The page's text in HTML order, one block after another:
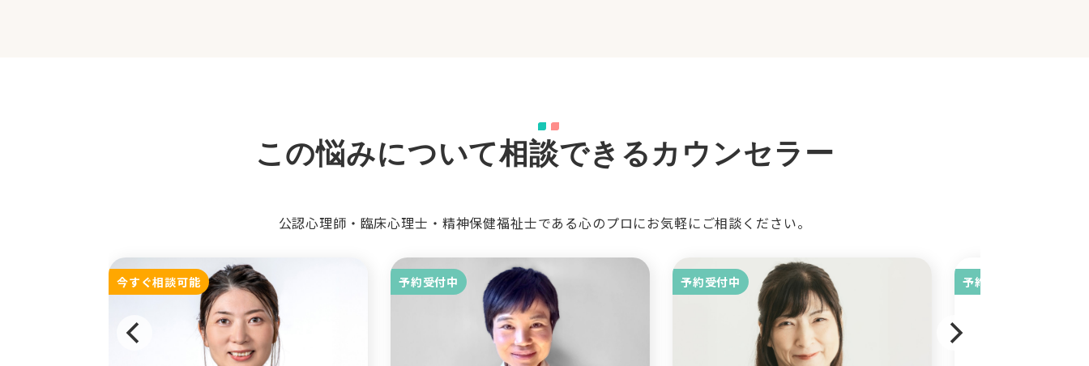
この悩みについて相談できるカウンセラー
公認心理師・臨床心理士・精神保健福祉士である心のプロにお気軽にご相談ください。
今すぐ相談可能 予約受付中 予約受付中 予約受付中